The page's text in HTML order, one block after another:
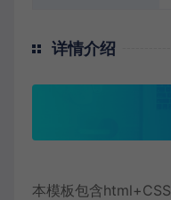
详情介绍
本模板包含